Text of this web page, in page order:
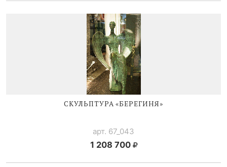
СКУЛЬПТУРА «БЕРЕГИНЯ»
арт. 67_043
1 208 700